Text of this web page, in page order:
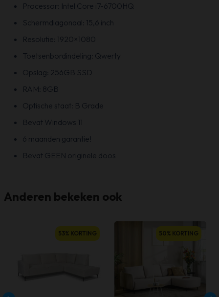
Processor: Intel Core i7-6700HQ
Schermdiagonaal: 15,6 inch
Resolutie: 1920×1080
Toetsenbordindeling: Qwerty
Opslag: 256GB SSD
RAM: 8GB
Optische staat: B Grade
Bevat Windows 11
6 maanden garantie!
Bevat GEEN originele doos
Anderen bekeken ook
53% KORTING 50% KORTING